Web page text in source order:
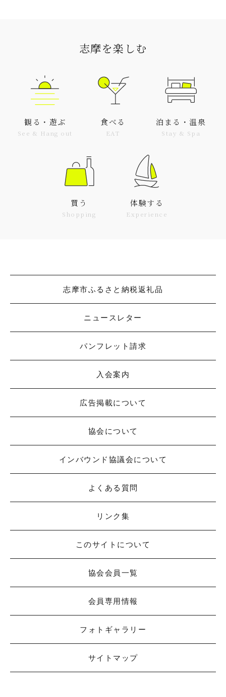
志摩を楽しむ
観る・遊ぶ
See & Hang out
食べる
EAT
泊まる・温泉
Stay & Spa
買う
Shopping
体験する
Experience
志摩市ふるさと納税返礼品
ニュースレター
パンフレット請求
入会案内
広告掲載について
協会について
インバウンド協議会について
よくある質問
リンク集
このサイトについて
協会会員一覧
会員専用情報
フォトギャラリー
サイトマップ